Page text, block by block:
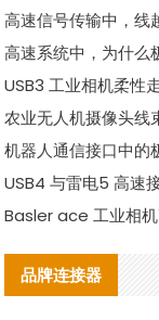
高速信号传输中，线
高速系统中，为什么
USB3 工业相机柔性
农业无人机摄像头线
机器人通信接口中的
USB4 与雷电5 高速
Basler ace 工业相
品牌连接器